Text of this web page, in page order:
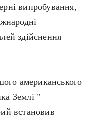
випробування,
здійснення
американського
Землі "
встановив